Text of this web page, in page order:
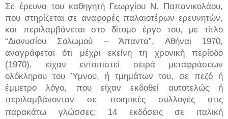
Σε έρευνα του καθηγητή Γεωργίου Ν. Παπανικολάου,
που στηρίζεται σε αναφορές παλαιοτέρων ερευνητών,
και περιλαμβάνεται στο δίτομο έργο του, με τίτλο
“Διονυσίου Σολωμού – Άπαντα”, Αθήναι 1970,
αναγράφεται ότι μέχρι εκείνη τη χρονική περίοδο
(1970), είχαν εντοπιστεί σειρά μεταφράσεων
ολόκληρου του Ύμνου, ή τμημάτων του, σε πεζό ή
έμμετρο λόγο, που είχαν εκδοθεί αυτοτελώς ή
περιλαμβάνονταν σε ποιητικές συλλογές στις
παρακάτω γλώσσες:
14 εκδόσεις σε ιταλική